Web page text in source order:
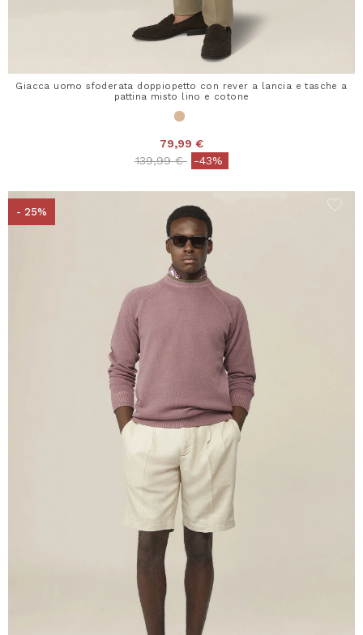
Giacca uomo sfoderata doppiopetto con rever a lancia e tasche a
pattina misto lino e cotone
79,99 €
Price reduced from
139,99 €to-43%
- 25%